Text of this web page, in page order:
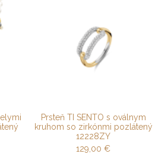
Prsteň TI SENTO s oválnym
kruhom so zirkónmi pozlátený
12228ZY
129,00€